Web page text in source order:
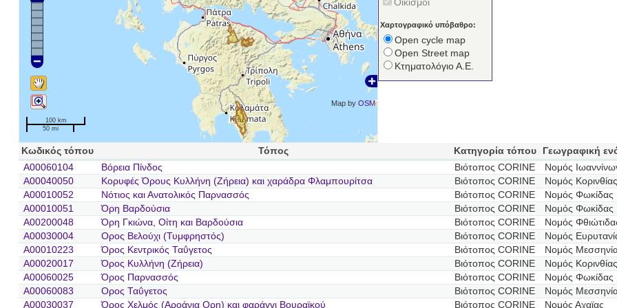
Map byOSM
100 km
50 mi
Οικισμοί
Χαρτογραφικό υπόβαθρο:
Open cycle map
Open Street map
Κτηματολόγιο Α.Ε.
Κωδικός τόπου Τόπος Κατηγορία τόπου
Γεωγραφική
A00060104
Βόρεια Πίνδος Βιότοπος CORINE
Νομός
A00040050
Κορυφές Όρους Κυλλήνη (Ζήρεια) και χαράδρα Φλαμπουρίτσα Βιότοπος CORINE
Νομός Κορινθίας
A00010052
Νότιος και Ανατολικός Παρνασσός Βιότοπος CORINE
Νομός Φωκίδας
A00010051
Όρη Βαρδούσια Βιότοπος CORINE
Νομός Φωκίδας
A00200048
Όρη Γκιώνα, Οίτη και Βαρδούσια Βιότοπος CORINE
Νομός
A00030004
Ορος Βελούχι (Τυμφρηστός) Βιότοπος CORINE
Νομός
A00010223
Όρος Κεντρικός Ταΰγετος Βιότοπος CORINE
Νομός
A00020017
Όρος Κυλλήνη (Ζήρεια) Βιότοπος CORINE
Νομός Κορινθίας
A00060025
Όρος Παρνασσός Βιότοπος CORINE
Νομός Φωκίδας
A00060083
Ορος Ταΰγετος Βιότοπος CORINE
Νομός
A00030037
Όρος Χελμός (Αροάνια Ορη) και φαράγγι Βουραϊκού Βιότοπος CORINE Νομός Αχαϊας